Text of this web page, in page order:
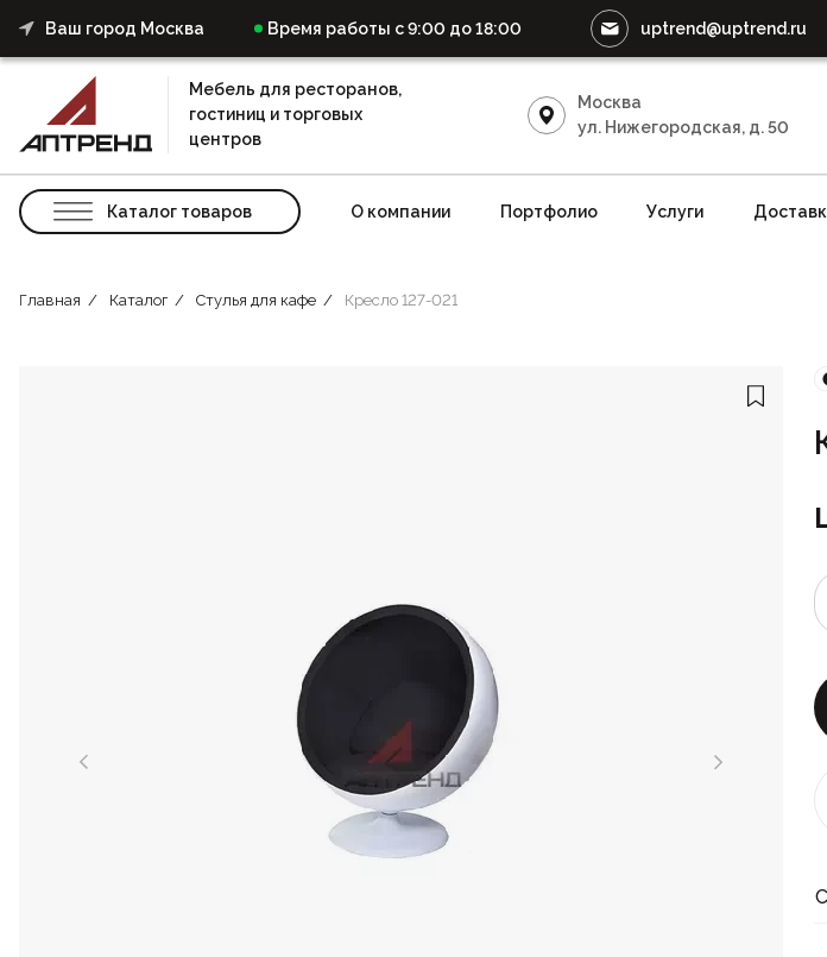
Ваш город Москва Время работы с 9:00 до 18:00 uptrend@uptrend.ru
Мебель для ресторанов,
гостиниц и торговых
центров
Москва
ул. Нижегородская, д. 50
Каталог товаров О компании Портфолио Услуги
Главная Каталог Стулья для кафе Кресло 127-021